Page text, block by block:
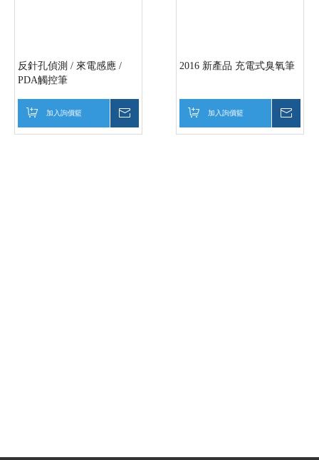
反針孔偵測 / 來電感應 /
PDA觸控筆
加入詢價籃
2016 新產品 充電式臭氧筆
加入詢價籃